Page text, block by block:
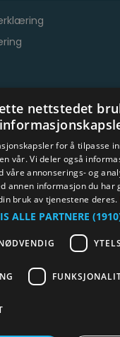
Destinasjon
nettstedet
for å tilpasse
vår. Vi deler også
våre annonserings- og
annen informasjon du har
bruk av tjenestene deres.
ALLE PARTNERE